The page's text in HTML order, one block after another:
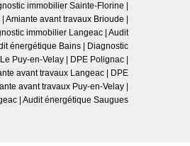
immobilier Sainte-Florine
Amiante avant travaux Brioude
immobilier Langeac Audit
énergétique Bains
Diagnostic
Puy-en-Velay DPE Polignac
avant travaux Langeac
DPE
avant travaux Puy-en-Velay
Audit énergétique Saugues